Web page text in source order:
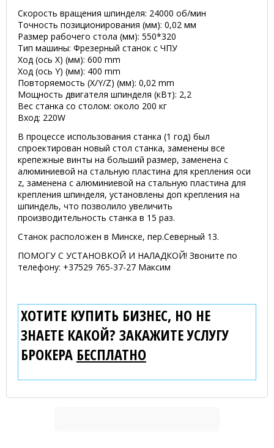
Скорость вращения шпинделя: 24000 об/мин
Точность позиционирования (мм): 0,02 мм
Размер рабочего стола (мм): 550*320
Тип машины: Фрезерный станок с ЧПУ
Ход (ось X) (мм): 600 mm
Ход (ось Y) (мм): 400 mm
Повторяемость (X/Y/Z) (мм): 0,02 mm
Мощность двигателя шпинделя (кВт): 2,2
Вес станка со столом: около 200 кг
Вход: 220W
В процессе использования станка (1 год) был
спроектирован новый стол станка, заменены все
крепежные винты на больший размер, заменена с
алюминиевой на стальную пластина для крепления оси
z, заменена с алюминиевой на стальную пластина для
крепления шпинделя, установлены доп крепления на
шпиндель, что позволило увеличить
производительность станка в 15 раз.
Станок расположен в Минске, пер.Северный 13.
ПОМОГУ С УСТАНОВКОЙ И НАЛАДКОЙ! Звоните по
телефону: +37529 765-37-27 Максим
ХОТИТЕ КУПИТЬ БИЗНЕС, НО НЕ
ЗНАЕТЕ КАКОЙ? ЗАКАЖИТЕ УСЛУГУ
БРОКЕРА БЕСПЛАТНО